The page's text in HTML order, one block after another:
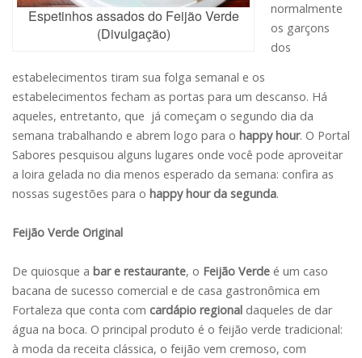
Espetinhos assados do Feijão Verde
(Divulgação)
normalmente
os garçons
dos
estabelecimentos tiram sua folga semanal e os
estabelecimentos fecham as portas para um descanso. Há
aqueles, entretanto, que já começam o segundo dia da
semana trabalhando e abrem logo para o happy hour. O Portal
Sabores pesquisou alguns lugares onde você pode aproveitar
a loira gelada no dia menos esperado da semana: confira as
nossas sugestões para o happy hour da segunda.
Feijão Verde Original
De quiosque a bar e restaurante, o Feijão Verde é um caso
bacana de sucesso comercial e de casa gastronômica em
Fortaleza que conta com cardápio regional daqueles de dar
água na boca. O principal produto é o feijão verde tradicional:
à moda da receita clássica, o feijão vem cremoso, com